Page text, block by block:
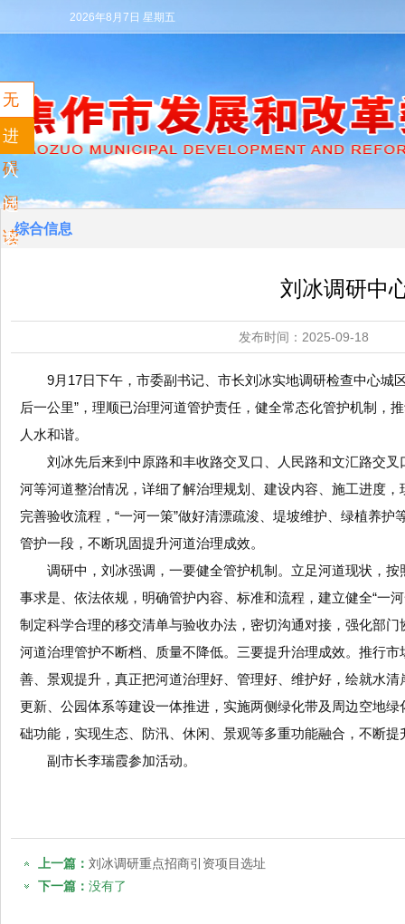
2026年8月7日 星期五
无
障
碍
阅
读
进
入
适
老
综合信息
刘冰调研中
发布时间：2025-
9月17日下午，市委副书记、市长刘冰实地调研检查中心城
后一公里”，理顺已治理河道管护责任，健全常态化管护机制，
人水和谐。
刘冰先后来到中原路和丰收路交叉口、人民路和文汇路交
河等河道整治情况，详细了解治理规划、建设内容、施工进度
完善验收流程，“一河一策”做好清漂疏浚、堤坡维护、绿植养
管护一段，不断巩固提升河道治理成效。
调研中，刘冰强调，一要健全管护机制。立足河道现状，
事求是、依法依规，明确管护内容、标准和流程，建立健全“一
制定科学合理的移交清单与验收办法，密切沟通对接，强化部
河道治理管护不断档、质量不降低。三要提升治理成效。推行
善、景观提升，真正把河道治理好、管理好、维护好，绘就水
更新、公园体系等建设一体推进，实施两侧绿化带及周边空地
础功能，实现生态、防汛、休闲、景观等多重功能融合，不断
副市长李瑞霞参加活动。
上一篇： 刘冰调研重点招商引资项目选址
下一篇： 没有了